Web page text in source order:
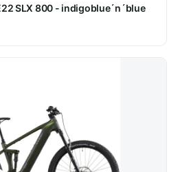
SLX 800 - indigoblue´n´blue